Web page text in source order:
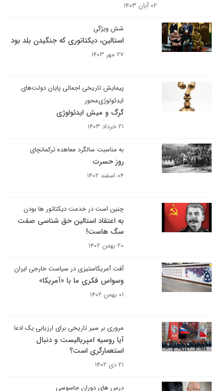
۰۲ آبان ۱۴۰۳
شش ویژگی
استالین، دیکتاتوری که جنگیدن بلد بود
۲۷ مهر ۱۴۰۳
پیمایش تاریخی اجمالی پایان دولت‌های
ایدئولوژی‌محور
گرگ و میش ایدئولوژی
۲۱ خرداد ۱۴۰۳
به مناسبت سالگرد معاهده ترکمانچای
روز حسرت
۰۴ اسفند ۱۴۰۲
چنین است در خدمت دیکتاتور ها بودن
به اعتقاد استالین حق شناسی صفت
سگ هاست!
۲۰ بهمن ۱۴۰۲
آفت آمریکاستیزی در سیاست خارجی ایران
وسواس فکری ما با «آمریکا»
۰۱ بهمن ۱۴۰۲
مروری بر سیر تاریخی برای ارزیابی یک ادعا
آیا روسیه امپریالیست و دنبال
استعمارگری است؟
۲۱ دی ۱۴۰۲
درس های دوران جاسوسی